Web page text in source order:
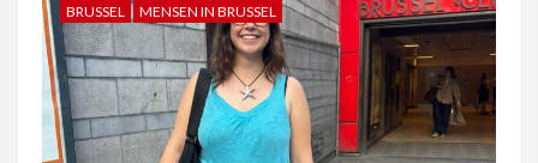
BRUSSEL MENSEN IN BRUSSEL